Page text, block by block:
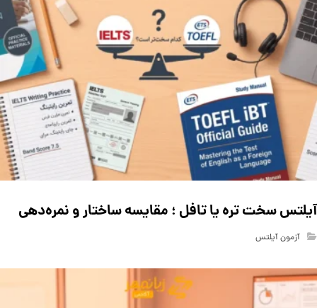
آیلتس سخت تره یا تافل ؛ مقایسه ساختار و نمره‌دهی
آزمون آیلتس